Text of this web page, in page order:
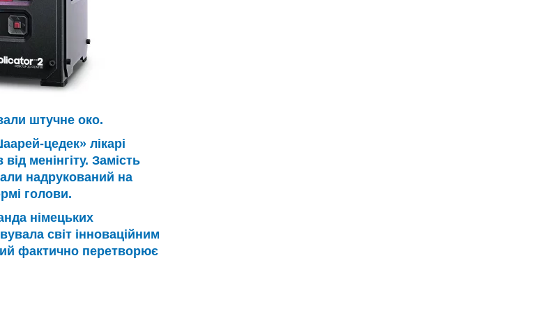
штучне око.
цедек» лікарі
менінгіту. Замість
надрукований на
голови.
німецьких
світ інноваційним
фактично перетворює